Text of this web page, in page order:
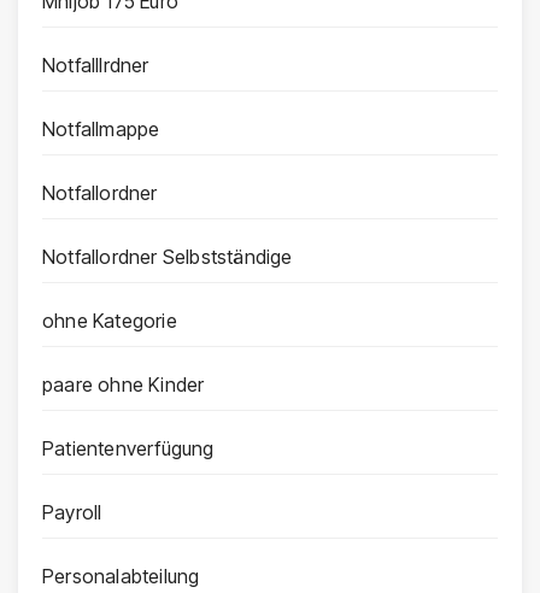
Notfalllrdner
Notfallmappe
Notfallordner
Notfallordner Selbstständige
ohne Kategorie
paare ohne Kinder
Patientenverfügung
Payroll
Personalabteilung